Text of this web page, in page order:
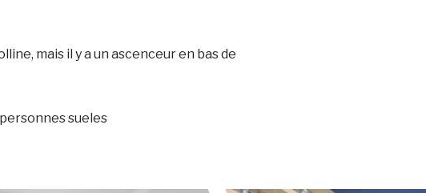
mais il y a un ascenceur en bas de
sueles